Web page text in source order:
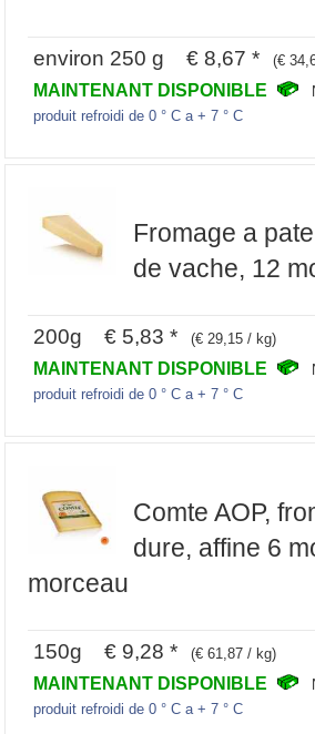
environ 250 g € 8,67 * (€
MAINTENANT DISPONIBLE
produit refroidi de 0 ° C a + 7 ° C
Fromage a
de vache, 12
200g € 5,83 * (€ 29,15 / kg)
MAINTENANT DISPONIBLE
produit refroidi de 0 ° C a + 7 ° C
Comte AOP,
dure, affine 6
morceau
150g € 9,28 * (€ 61,87 / kg)
MAINTENANT DISPONIBLE
produit refroidi de 0 ° C a + 7 ° C